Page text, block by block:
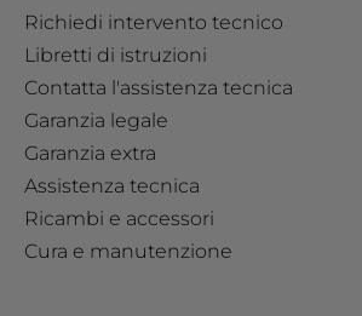
Richiedi intervento tecnico
Libretti di istruzioni
Contatta l'assistenza tecnica
Garanzia legale
Garanzia extra
Assistenza tecnica
Ricambi e accessori
Cura e manutenzione